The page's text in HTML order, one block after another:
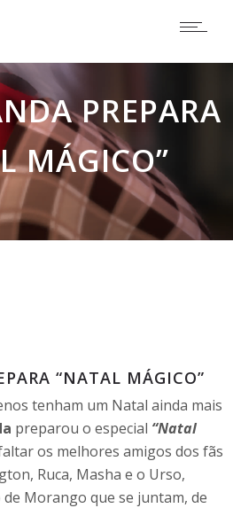
PREPARA
MÁGICO”
“NATAL MÁGICO”
tenham um Natal ainda mais
preparou o especial “Natal
os melhores amigos dos fãs
Ruca, Masha e o Urso,
Morango que se juntam, de